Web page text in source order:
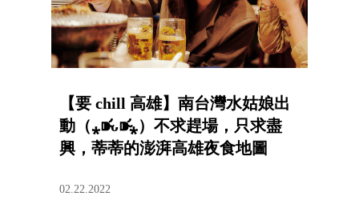
【要 chill 高雄】南台灣水姑娘出
動（⁎⁍̴̛ᴗ⁍̴̛⁎）不求趕場，只求盡
興，蒂蒂的澎湃高雄夜食地圖
02.22.2022